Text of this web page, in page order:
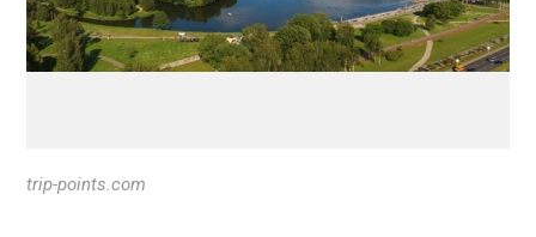
trip-points.com